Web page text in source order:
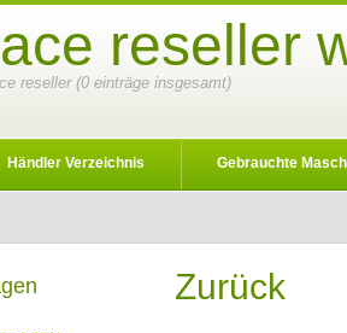
reseller
reseller (0 einträge insgesamt)
Händler Verzeichnis Gebrauchte
Zurück